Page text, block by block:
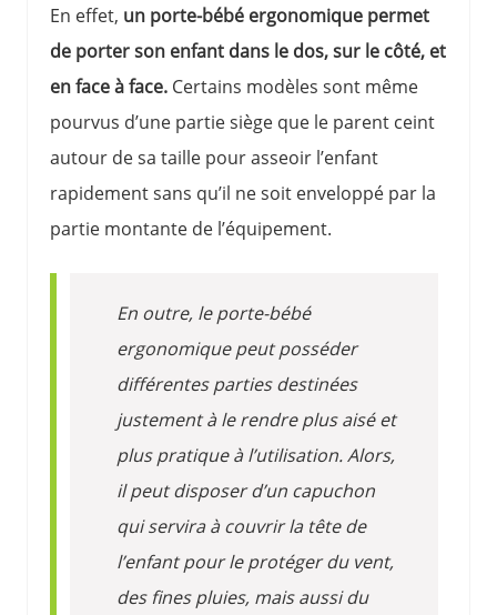
En effet, un porte-bébé ergonomique permet
de porter son enfant dans le dos, sur le côté, et
en face à face. Certains modèles sont même
pourvus d’une partie siège que le parent ceint
autour de sa taille pour asseoir l’enfant
rapidement sans qu’il ne soit enveloppé par la
partie montante de l’équipement.
En outre, le porte-bébé
ergonomique peut posséder
différentes parties destinées
justement à le rendre plus aisé et
plus pratique à l’utilisation. Alors,
il peut disposer d’un capuchon
qui servira à couvrir la tête de
l’enfant pour le protéger du vent,
des fines pluies, mais aussi du